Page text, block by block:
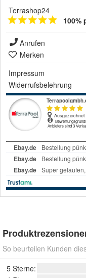
Terrashop24
100%
Anrufen
Merken
Impressum
Widerrufsbelehrung
So beurteilen Kunden
5 Sterne: